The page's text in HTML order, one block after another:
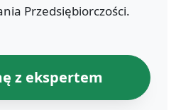
Przedsiębiorczości.
z ekspertem